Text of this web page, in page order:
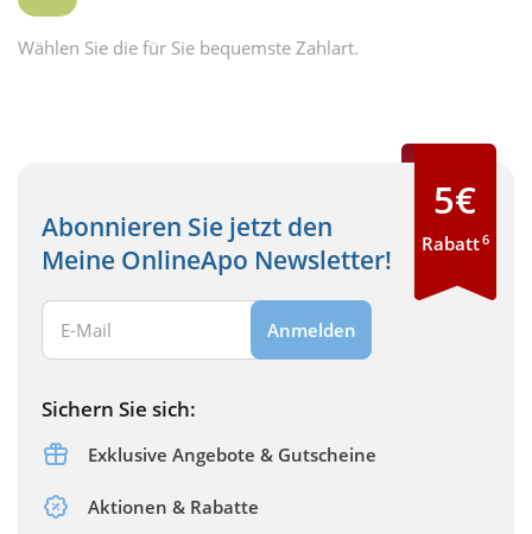
Wählen Sie die für Sie bequemste Zahlart.
Abonnieren Sie jetzt den
Meine OnlineApo Newsletter!
Ihre E-Mail Adresse:
Anmelden
Sichern Sie sich:
Exklusive Angebote & Gutscheine
Aktionen & Rabatte
5€
Rabatt6